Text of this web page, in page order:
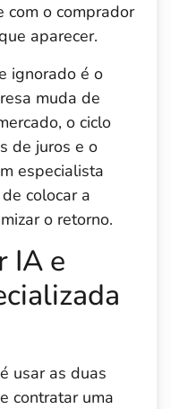
com o comprador
aparecer.
ignorado é o
muda de
o ciclo
de juros e o
especialista
colocar a
o retorno.
IA e
usar as duas
contratar uma